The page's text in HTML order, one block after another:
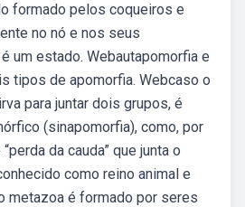
formado pelos coqueiros e
no nó e nos seus
um estado. Webautapomorfia e
tipos de apomorfia. Webcaso o
para juntar dois grupos, é
(sinapomorfia), como, por
da cauda” que junta o
como reino animal e
metazoa é formado por seres